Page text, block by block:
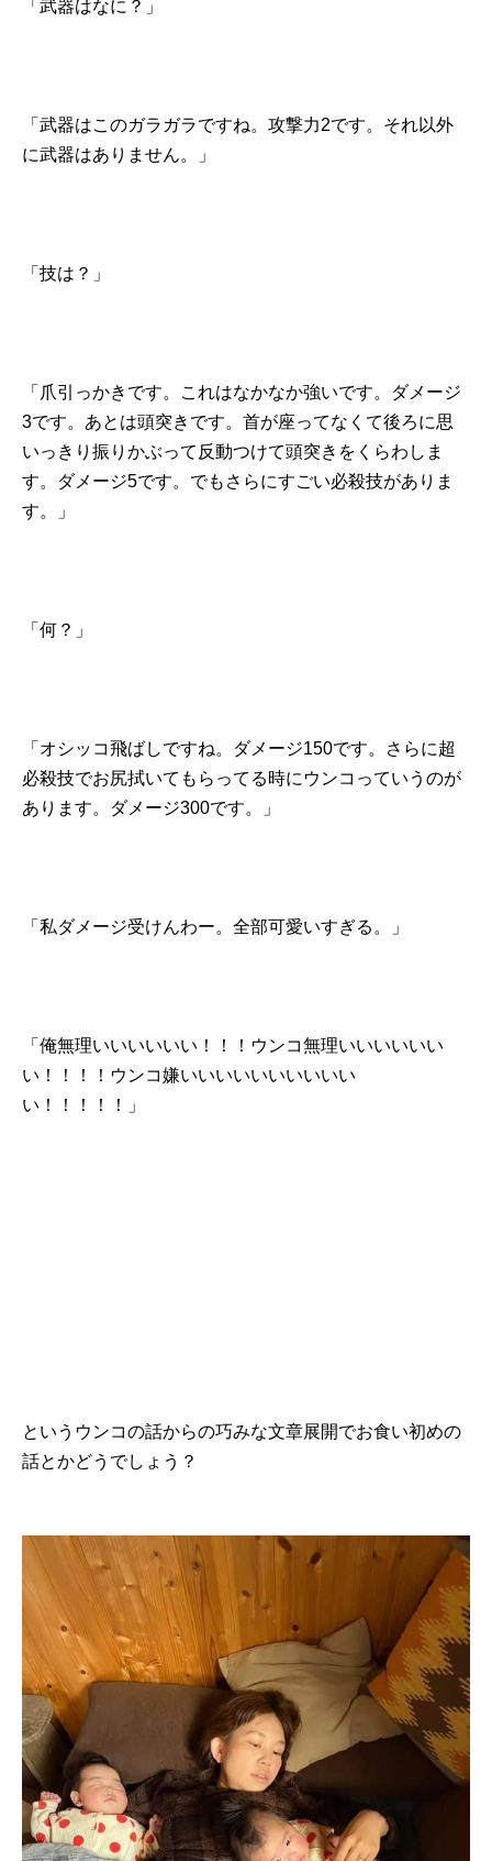
「武器はなに？」
「武器はこのガラガラですね。攻撃力2です。それ以外
に武器はありません。」
「技は？」
「爪引っかきです。これはなかなか強いです。ダメージ
3です。あとは頭突きです。首が座ってなくて後ろに思
いっきり振りかぶって反動つけて頭突きをくらわしま
す。ダメージ5です。でもさらにすごい必殺技がありま
す。」
「何？」
「オシッコ飛ばしですね。ダメージ150です。さらに超
必殺技でお尻拭いてもらってる時にウンコっていうのが
あります。ダメージ300です。」
「私ダメージ受けんわー。全部可愛いすぎる。」
「俺無理いいいいいい！！！ウンコ無理いいいいいい
い！！！！ウンコ嫌いいいいいいいいいい
い！！！！！」
というウンコの話からの巧みな文章展開でお食い初めの
話とかどうでしょう？